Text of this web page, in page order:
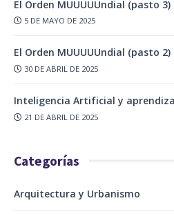
El Orden MUUUUUndial (pasto 3)
5 DE MAYO DE 2025
El Orden MUUUUUndial (pasto 2)
30 DE ABRIL DE 2025
Inteligencia Artificial y
21 DE ABRIL DE 2025
Categorías
Arquitectura y Urbanismo